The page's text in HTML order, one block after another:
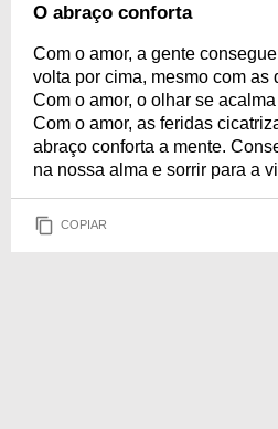
O abraço conforta
Com o amor, a gente
volta por cima, mesmo com as
Com o amor, o olhar se
Com o amor, as feridas
abraço conforta a mente.
na nossa alma e sorrir para a
COPIAR